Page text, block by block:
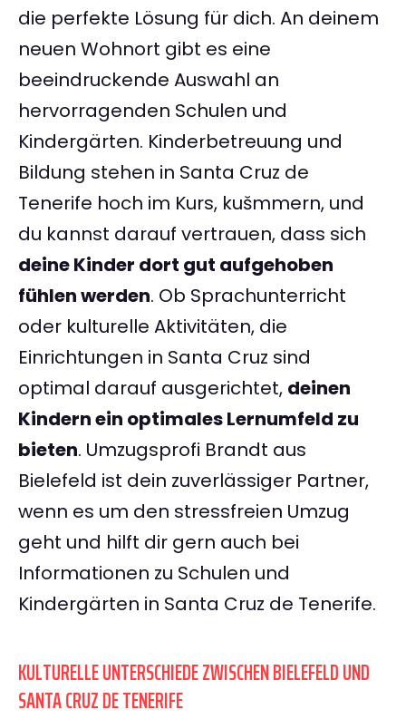
die perfekte Lösung für dich. An deinem
neuen Wohnort gibt es eine
beeindruckende Auswahl an
hervorragenden Schulen und
Kindergärten. Kinderbetreuung und
Bildung stehen in Santa Cruz de
Tenerife hoch im Kurs, kušmmern, und
du kannst darauf vertrauen, dass sich
deine Kinder dort gut aufgehoben
fühlen werden. Ob Sprachunterricht
oder kulturelle Aktivitäten, die
Einrichtungen in Santa Cruz sind
optimal darauf ausgerichtet, deinen
Kindern ein optimales Lernumfeld zu
bieten. Umzugsprofi Brandt aus
Bielefeld ist dein zuverlässiger Partner,
wenn es um den stressfreien Umzug
geht und hilft dir gern auch bei
Informationen zu Schulen und
Kindergärten in Santa Cruz de Tenerife.
KULTURELLE UNTERSCHIEDE ZWISCHEN BIELEFELD UND
SANTA CRUZ DE TENERIFE